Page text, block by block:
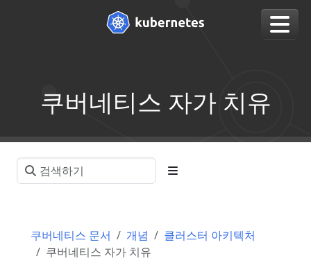
쿠버네티스 자가 치유
쿠버네티스 문서 개념
클러스터 아키텍처
쿠버네티스 자가 치유